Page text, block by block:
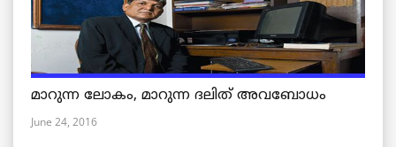
മാറുന്ന ലോകം, മാറുന്ന ദലിത് അവബോധം
June 24, 2016